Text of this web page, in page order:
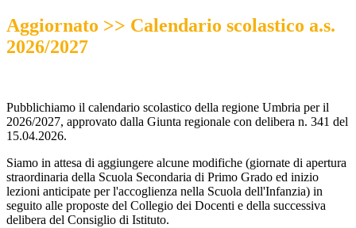
Aggiornato >> Calendario scolastico a.s.
2026/2027
Pubblichiamo il calendario scolastico della regione Umbria per il
2026/2027, approvato dalla Giunta regionale con delibera n. 341 del
15.04.2026.
Siamo in attesa di aggiungere alcune modifiche (giornate di apertura
straordinaria della Scuola Secondaria di Primo Grado ed inizio
lezioni anticipate per l'accoglienza nella Scuola dell'Infanzia) in
seguito alle proposte del Collegio dei Docenti e della successiva
delibera del Consiglio di Istituto.